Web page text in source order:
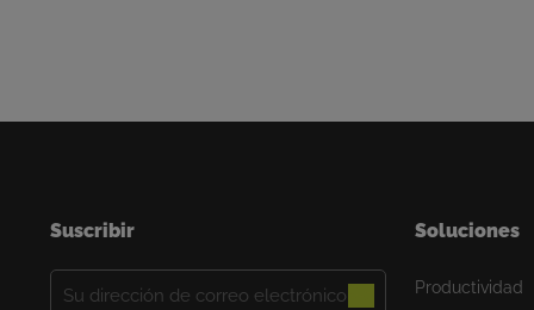
Suscribir Soluciones
Productividad